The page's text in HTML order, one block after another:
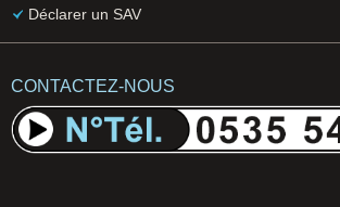
Déclarer un SAV
CONTACTEZ-NOUS